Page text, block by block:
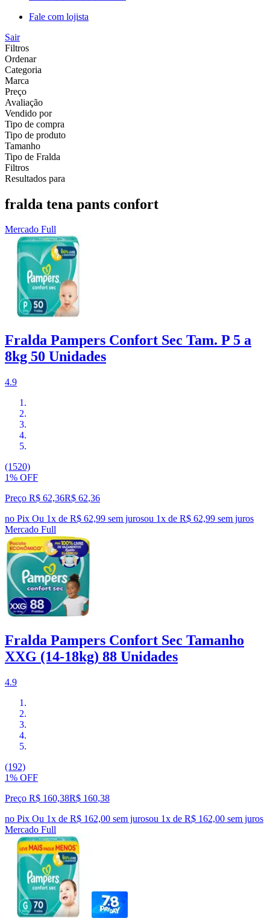
Fale com lojista
Sair
Filtros
Ordenar
Categoria
Marca
Preço
Avaliação
Vendido por
Tipo de compra
Tipo de produto
Tamanho
Tipo de Fralda
Filtros
Resultados para
fralda tena pants confort
Mercado Full
Fralda Pampers Confort Sec Tam. P 5 a
8kg 50 Unidades
4.9
(1520)
1% OFF
Preço R$ 62,36R$ 62,36
no Pix Ou 1x de R$ 62,99 sem jurosou 1x de R$ 62,99 sem juros
Mercado Full
Fralda Pampers Confort Sec Tamanho
XXG (14-18kg) 88 Unidades
4.9
(192)
1% OFF
Preço R$ 160,38R$ 160,38
no Pix Ou 1x de R$ 162,00 sem jurosou 1x de R$ 162,00 sem juros
Mercado Full